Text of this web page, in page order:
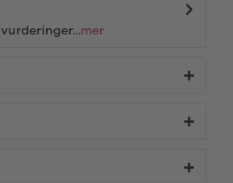
mer